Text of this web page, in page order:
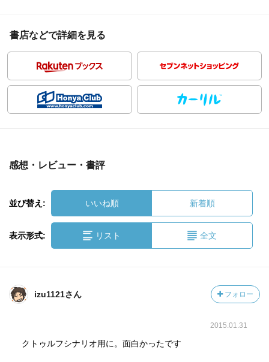
書店などで詳細を見る
感想・レビュー・書評
並び替え: いいね順 新着順
表示形式: リスト 全文
izu1121さん フォロー
2015.01.31
クトゥルフシナリオ用に。面白かったです